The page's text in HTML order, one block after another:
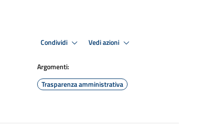
Condividi Vedi azioni
Argomenti:
Trasparenza amministrativa